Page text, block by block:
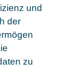
und
der
zu